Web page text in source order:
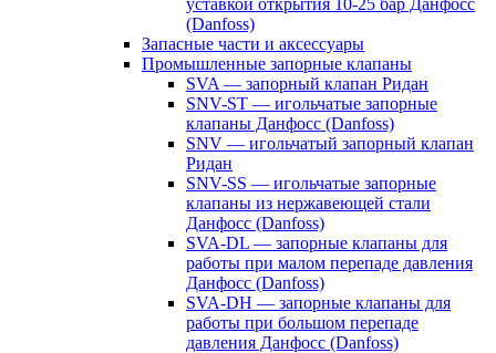
уставкой открытия 10-25 бар Данфосс
(Danfoss)
Запасные части и аксессуары
Промышленные запорные клапаны
SVA — запорный клапан Ридан
SNV-ST — игольчатые запорные
клапаны Данфосс (Danfoss)
SNV — игольчатый запорный клапан
Ридан
SNV-SS — игольчатые запорные
клапаны из нержавеющей стали
Данфосс (Danfoss)
SVA-DL — запорные клапаны для
работы при малом перепаде давления
Данфосс (Danfoss)
SVA-DH — запорные клапаны для
работы при большом перепаде
давления Данфосс (Danfoss)